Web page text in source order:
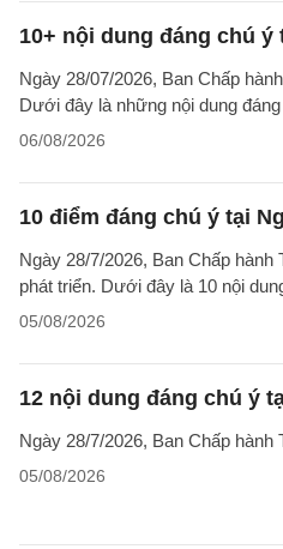
10+ nội dung đáng chú ý
Ngày 28/07/2026, Ban Chấp
Dưới đây là những nội dung
06/08/2026
10 điểm đáng chú ý tại
Ngày 28/7/2026, Ban Chấp
phát triển. Dưới đây là 10 nội
05/08/2026
12 nội dung đáng chú ý
Ngày 28/7/2026, Ban Chấp
05/08/2026